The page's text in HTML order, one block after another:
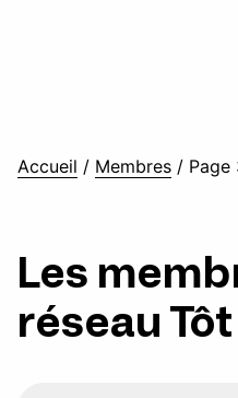
Accueil / Membres / Page
Les
réseau